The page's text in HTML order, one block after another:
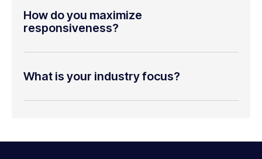
How do you maximize
responsiveness?
What is your industry focus?